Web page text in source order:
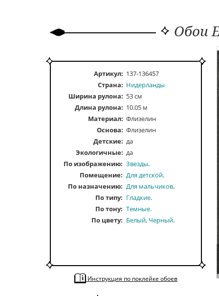
Обои
Артикул: 137-136457
Страна: Нидерланды
Ширина рулона: 53 см
Длина рулона: 10.05 м
Материал: Флизелин
Основа: Флизелин
Детские: да
Экологичные: да
По изображению
Звезды
Помещение
Для детской
По назначению
Для мальчиков
По типу
Гладкие
По тону
Темные
По цвету
Белый Черный
Инструкция по поклейке обоев